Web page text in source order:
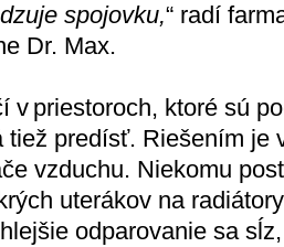
spojovku,“ radí
Dr. Max.
v priestoroch, ktoré sú
tiež predísť. Riešením je
vzduchu. Niekomu
uterákov na
odparovanie sa